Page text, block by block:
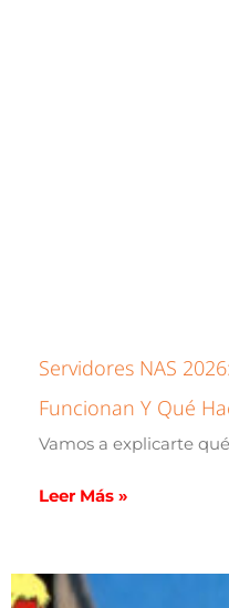
Servidores NAS
Funcionan Y Qué
Vamos a explicarte
Leer Más »